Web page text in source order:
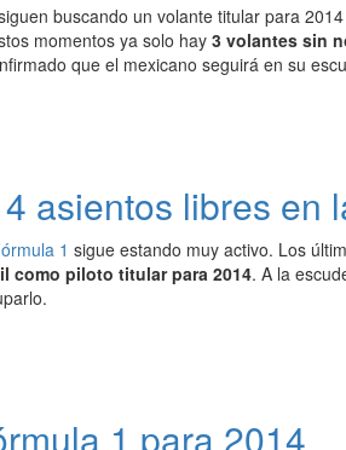
buscando un volante titular para
momentos ya solo hay 3 volantes sin
que el mexicano seguirá en su
asientos libres en
1 sigue estando muy activo. Los
como piloto titular para 2014. A la
1 para 2014